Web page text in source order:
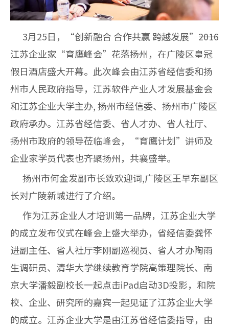
3月25日，“创新融合 合作共赢 跨越发展”――2016
江苏企业家“育鹰峰会”花落扬州，在广陵区皇冠
假日酒店盛大开幕。此次峰会由江苏省经信委和扬
州市人民政府指导，江苏软件产业人才发展基金会
和江苏企业大学主办, 扬州市经信委、扬州市广陵区
政府承办。江苏省经信委、省人才办、省人社厅、
扬州市政府的领导莅临峰会，“育鹰计划”讲师及
企业家学员代表也齐聚扬州，共襄盛举。
扬州市何金发副市长致欢迎词,广陵区王早东副区
长对广陵新城进行了介绍。
作为江苏企业人才培训第一品牌，江苏企业大学
的成立发布仪式在峰会上盛大举办，省经信委龚怀
进副主任、省人社厅李刚副巡视员、省人才办陶雨
生调研员、清华大学继续教育学院高策理院长、南
京大学潘毅副校长一起点击iPad启动3D投影，和院
校、企业、研究所的嘉宾一起见证了江苏企业大学
的成立。江苏企业大学是由江苏省经信委指导，由